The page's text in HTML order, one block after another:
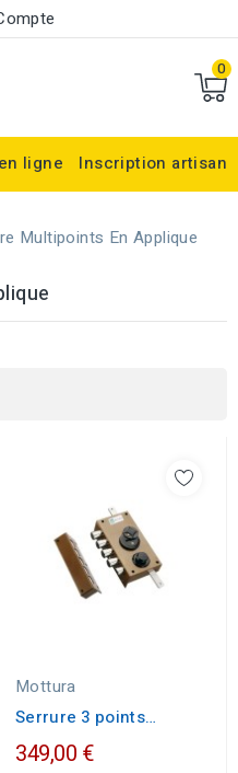
0
ligne Inscription artisan
Multipoints En Applique
Mottura
Serrure 3 points
Mottura 30.537
349,00 €